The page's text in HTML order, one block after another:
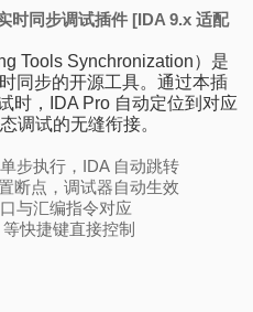
时同步调试插件 [IDA 9.x 适配
Tools Synchronization）是
同步的开源工具。通过本插
时，IDA Pro 自动定位到对应
调试的无缝衔接。
步执行，IDA 自动跳转
断点，调试器自动生效
与汇编指令对应
快捷键直接控制